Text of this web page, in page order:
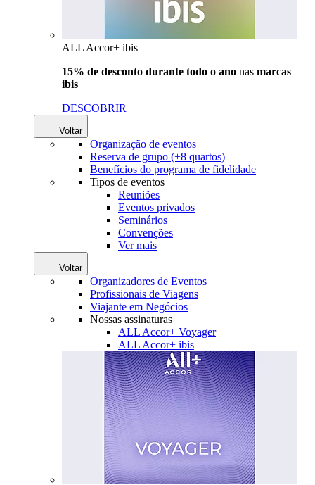
ALL Accor+ ibis
15% de desconto durante todo o ano nas marcas
ibis
DESCOBRIR
Voltar
Organização de eventos
Reserva de grupo (+8 quartos)
Benefícios do programa de fidelidade
Tipos de eventos
Reuniões
Eventos privados
Seminários
Convenções
Ver mais
Voltar
Organizadores de Eventos
Profissionais de Viagens
Viajante em Negócios
Nossas assinaturas
ALL Accor+ Voyager
ALL Accor+ ibis